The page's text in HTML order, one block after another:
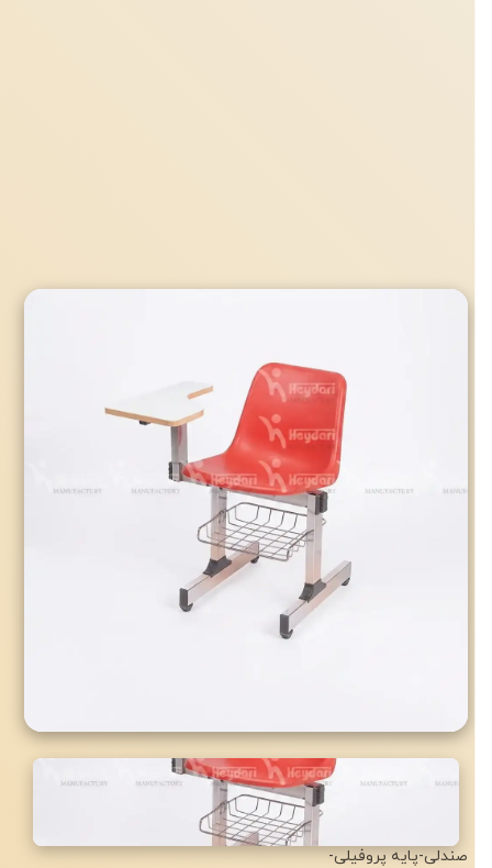
با تشکر از اعتماد شما به
صنایع تولیدی حیدری صندلی-پایه پروفیلی-